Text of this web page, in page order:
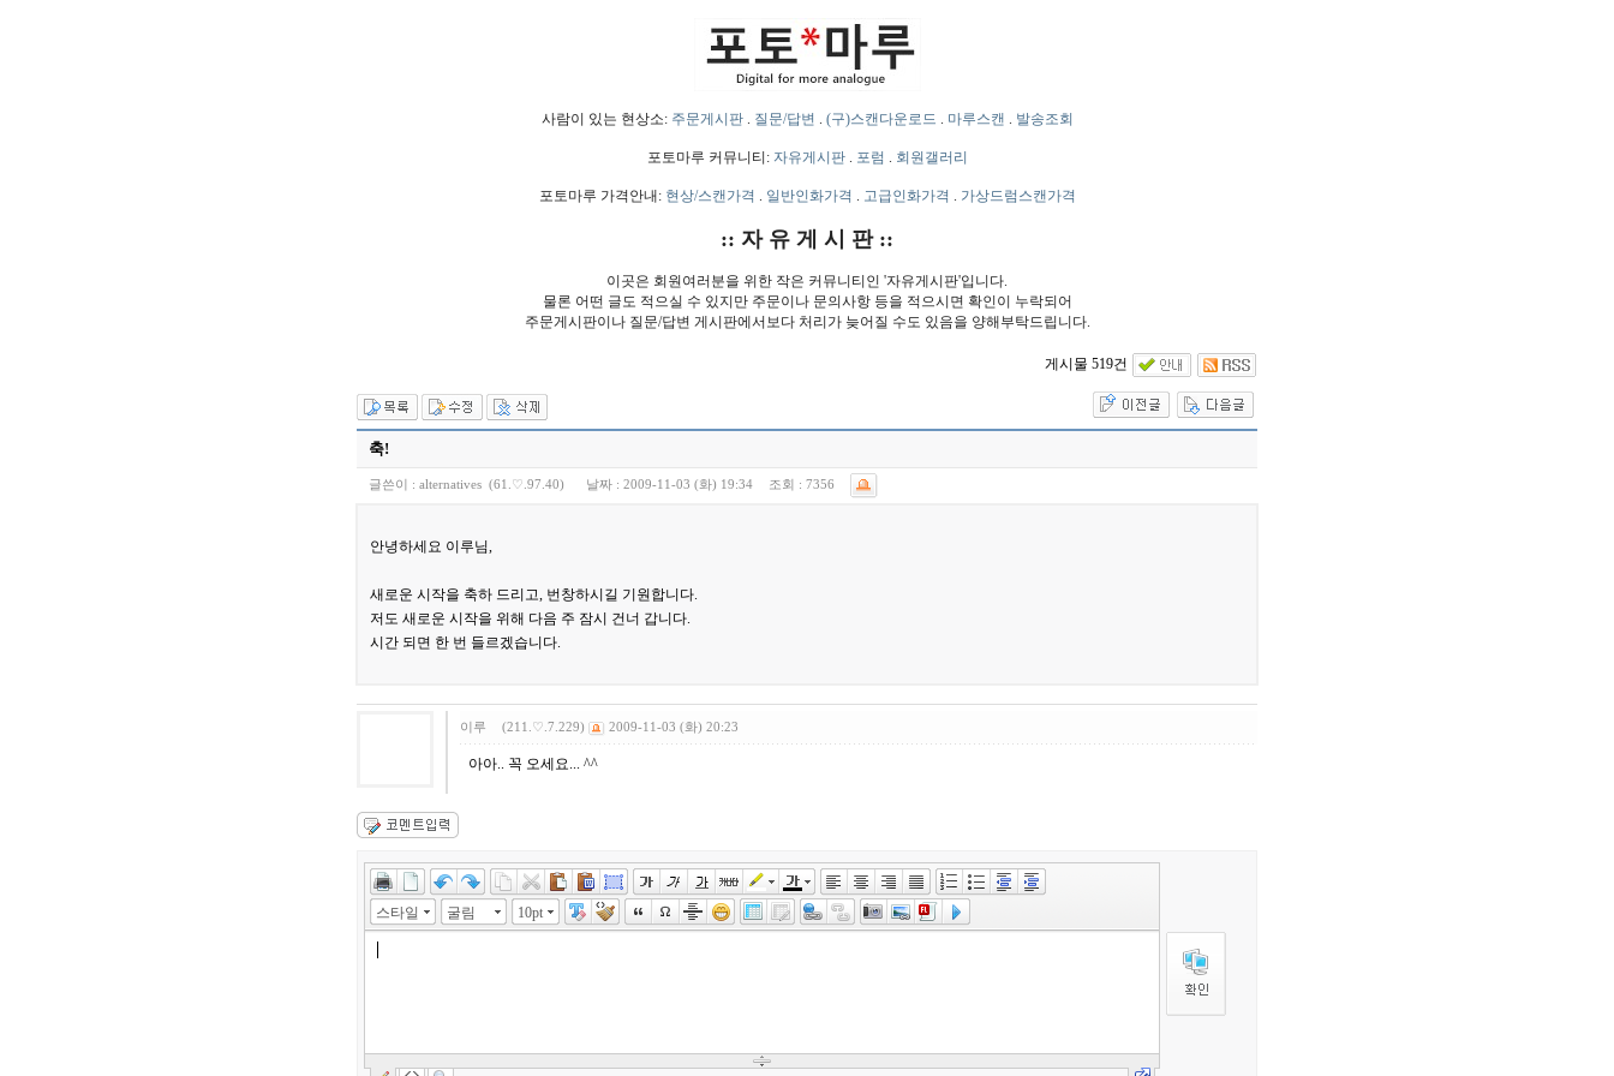
사람이 있는 현상소: 주문게시판. 질문/답변 . (구)스캔다운로드 . 마루스캔 . 발송조회
포토마루 커뮤니티: 자유게시판. 포럼 . 회원갤러리
포토마루 가격안내: 현상/스캔가격 . 일반인화가격 . 고급인화가격 . 가상드럼스캔가격
:: 자 유 게 시 판 ::
이곳은 회원여러분을 위한 작은 커뮤니티인 '자유게시판'입니다.
물론 어떤 글도 적으실 수 있지만 주문이나 문의사항 등을 적으시면 확인이 누락되어
주문게시판이나 질문/답변 게시판에서보다 처리가 늦어질 수도 있음을 양해부탁드립니다.
게시물 519건
축!
글쓴이 : alternatives (61.♡.97.40) 날짜 : 2009-11-03 (화) 19:34 조회 : 7356
안녕하세요 이루님,
새로운 시작을 축하 드리고, 번창하시길 기원합니다.
저도 새로운 시작을 위해 다음 주 잠시 건너 갑니다.
시간 되면 한 번 들르겠습니다.
이루 (211.♡.7.229) 2009-11-03 (화) 20:23
아아.. 꼭 오세요... ^^
스타일 굴림 10pt